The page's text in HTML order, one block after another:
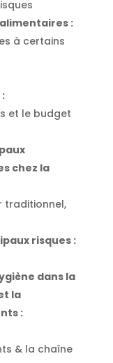
:
à certains
et le budget
chez la
traditionnel,
risques :
dans la
la
:
& la chaîne